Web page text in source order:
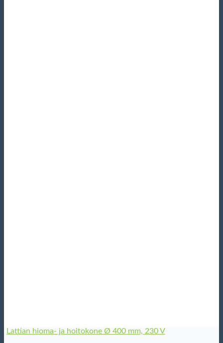
Lattian hioma- ja hoitokone Ø 400 mm, 230 V